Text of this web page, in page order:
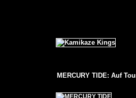
MERCURY TIDE: Auf